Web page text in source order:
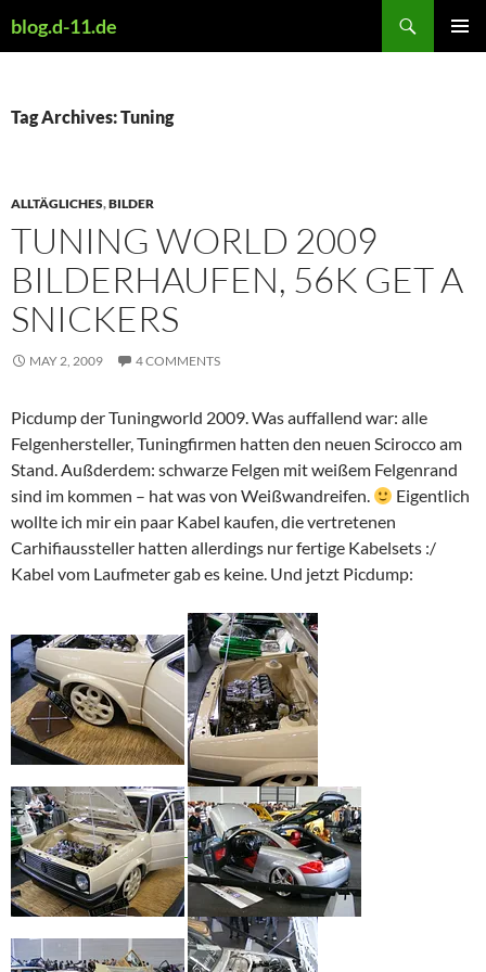
toblog.d-11.de
Tag Archives: Tuning
ALLTÄGLICHES,BILDER
TUNING WORLD 2009
BILDERHAUFEN, 56K GET A
SNICKERS
MAY 2, 2009 4 COMMENTS
Picdump der Tuningworld 2009. Was auffallend war: alle
Felgenhersteller, Tuningfirmen hatten den neuen Scirocco am
Stand. Außderdem: schwarze Felgen mit weißem Felgenrand
sind im kommen – hat was von Weißwandreifen.
Eigentlich
wollte ich mir ein paar Kabel kaufen, die vertretenen
Carhifiaussteller hatten allerdings nur fertige Kabelsets :/
Kabel vom Laufmeter gab es keine. Und jetzt Picdump: